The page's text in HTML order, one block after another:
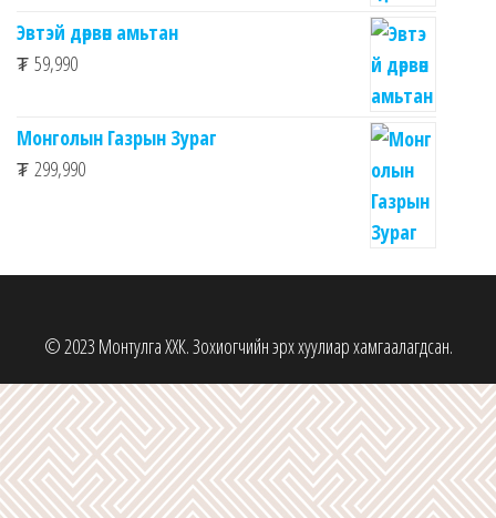
Эвтэй дөрвөн амьтан
₮ 59,990
Монголын Газрын Зураг
₮ 299,990
© 2023 Монтулга ХХК. Зохиогчийн эрх хуулиар хамгаалагдсан.